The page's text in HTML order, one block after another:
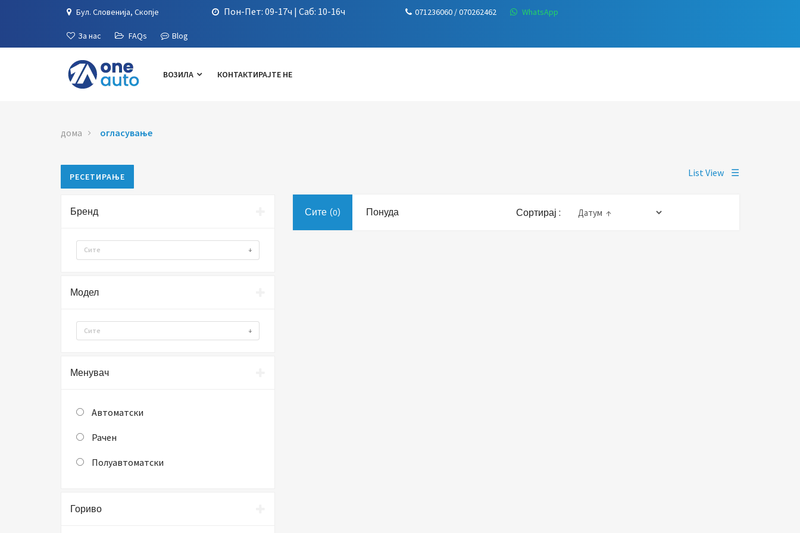
Бул. Словенија, Скопје Пон-Пет: 09-17ч | Саб: 10-16ч 071236060 / 070262462 WhatsApp
За нас FAQs Blog
ВОЗИЛА КОНТАКТИРАЈТЕ НЕ
дома огласување
РЕСЕТИРАЊЕ List View ☰
Сите (0) Понуда Сортирај :
Бренд
Сите
Модел
Сите
Менувач
Автоматски
Рачен
Полуавтоматски
Гориво